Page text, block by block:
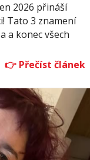
2026 přináší
Tato 3 znamení
a konec všech